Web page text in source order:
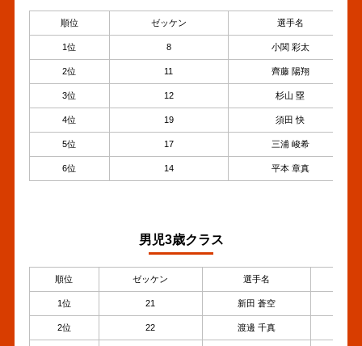
順位 ゼッケン 選手名
1位 8 小関 彩太
2位 11 齊藤 陽翔
3位 12 杉山 塁
4位 19 須田 快
5位 17 三浦 峻希
6位 14 平本 章真
男児3歳クラス
順位 ゼッケン 選手名
1位 21 新田 蒼空
2位 22 渡邊 千真